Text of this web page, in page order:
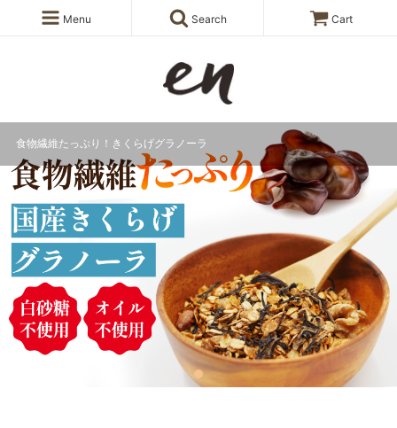
Menu Search Cart
食物繊維たっぷり！きくらげグラノーラ